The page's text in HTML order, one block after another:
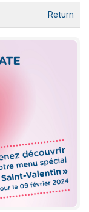
Return